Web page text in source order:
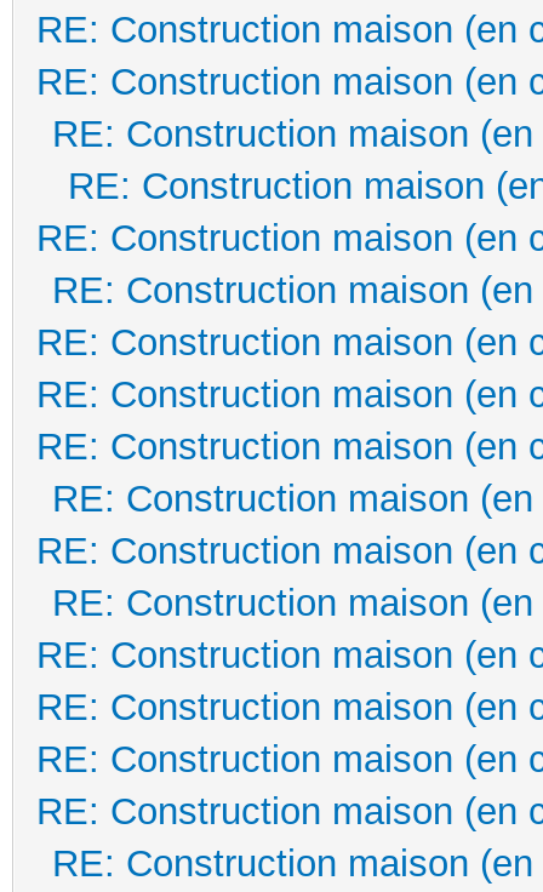
RE: Construction maison (en
RE: Construction maison (en
RE: Construction maison
RE: Construction maison
RE: Construction maison (en
RE: Construction maison
RE: Construction maison (en
RE: Construction maison (en
RE: Construction maison (en
RE: Construction maison
RE: Construction maison (en
RE: Construction maison
RE: Construction maison (en
RE: Construction maison (en
RE: Construction maison (en
RE: Construction maison (en
RE: Construction maison